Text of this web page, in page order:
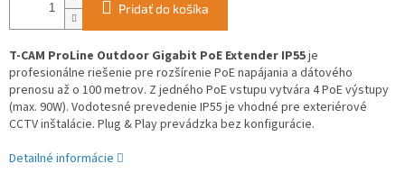
Pridať do košíka
T-CAM ProLine Outdoor Gigabit PoE Extender IP55je
profesionálne riešenie pre rozšírenie PoE napájania a dátového
prenosu až o 100 metrov. Z jedného PoE vstupu vytvára 4 PoE výstupy
(max. 90W). Vodotesné prevedenie IP55 je vhodné pre exteriérové
CCTV inštalácie. Plug & Play prevádzka bez konfigurácie.
Detailné informácie